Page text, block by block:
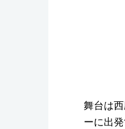
舞台は
ーに出